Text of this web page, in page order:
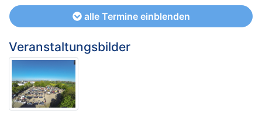
alle Termine einblenden
Veranstaltungsbilder